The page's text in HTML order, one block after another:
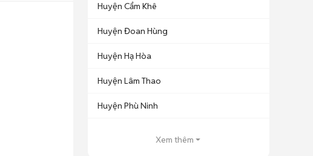
Huyện Cẩm Khê
Huyện Đoan Hùng
Huyện Hạ Hòa
Huyện Lâm Thao
Huyện Phù Ninh
Xem thêm